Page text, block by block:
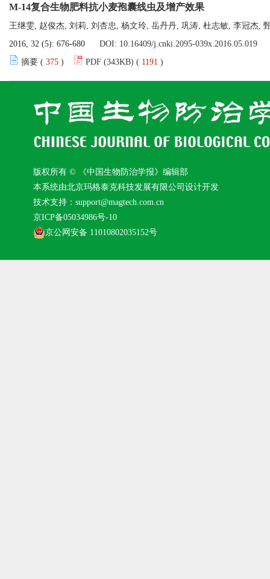
M-14复合生物肥料抗小麦孢囊线虫及增产效果
王继雯, 赵俊杰, 刘莉, 刘杏忠, 杨文玲, 岳丹丹, 巩涛, 杜志敏, 李冠杰,
2016, 32 (5): 676-680
DOI: 10.16409/j.cnki.2095-039x.2016.05.019
摘要 ( 375 ) PDF (343KB) ( 1191 )
版权所有 © 《中国生物防治学报》编辑部
本系统由北京玛格泰克科技发展有限公司设计开发
技术支持：support@magtech.com.cn
京ICP备05034986号-10
京公网安备 11010802035152号